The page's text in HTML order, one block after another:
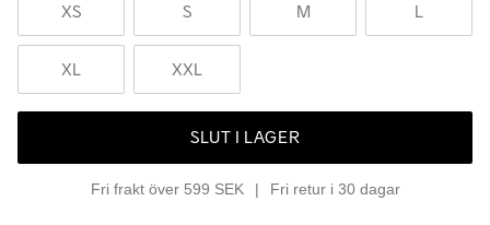
XS S M L
XL XXL
SLUT I LAGER
Fri frakt över 599 SEK Fri retur i 30 dagar